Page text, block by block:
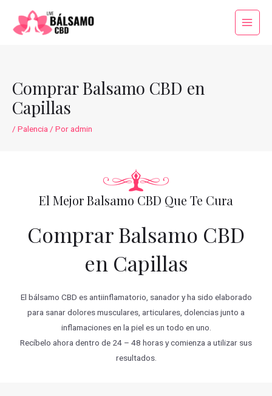
contenido
Main
Comprar Balsamo CBD en
Capillas
/ Palencia / Poradmin
El Mejor Balsamo CBD Que Te Cura
Comprar Balsamo CBD
en Capillas
El bálsamo CBD es antiinflamatorio, sanador y ha sido elaborado
para sanar dolores musculares, articulares, dolencias junto a
inflamaciones en la piel es un todo en uno.
Recíbelo ahora dentro de 24 – 48 horas y comienza a utilizar sus
resultados.